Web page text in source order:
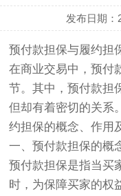
发布日期：
预付款担保与履约担
在商业交易中，预付
节。其中，预付款担
但却有着密切的关系
约担保的概念、作用
一、预付款担保的概
预付款担保是指当买
时，为保障买家的权